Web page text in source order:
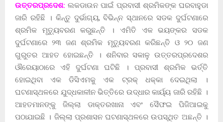
ଉତ୍ତରପ୍ରଦେଶ: ଲକଡାଉନ ପାଇଁ ପ୍ରବାସୀ ଶ୍ରମିକଙ୍କ ଘରବାହୁଡା
ଜାରି ରହିଛି । କିନ୍ତୁ ଦୁର୍ଭାଗ୍ୟ, ବିଭିନ୍ନ ସ୍ଥାନରେ ସଡକ ଦୁର୍ଘଟଣାରେ
ଶ୍ରମିକ ମୃତ୍ୟୁବରଣ କରୁଛନ୍ତି । ଏମିତି ଏକ ଭୟଙ୍କର ସଡକ
ଦୁର୍ଘଟଣାରେ ୨୩ ଜଣ ଶ୍ରମିକ ମୃତ୍ୟୁବରଣ କରିଛନ୍ତି ଓ ୨୦ ଜଣ
ଗୁରୁତର ଆହତ ହୋଇଛନ୍ତି । ଶନିବାର ସକାଳୁ ଉତ୍ତରପ୍ରଦେଶର
ଔରେୟାଠାରେ ଏହି ଦୁର୍ଘଟଣା ଘଟିଛି । ପ୍ରବାସୀ ଶ୍ରମିକ ଭର୍ତ୍ତି
ହୋଇଥିବା ଏକ ଡିସିଏମକୁ ଏକ ଟ୍ରକ୍ ଧକ୍କା ଦେଇଥିଲା ।
ଘଟଣାସ୍ଥଳରେ ଯୁଦ୍ଧକାଳୀନ ଭିତ୍ତିରେ ଉଦ୍ଧାର କାର୍ୟ୍ୟ ଜାରି ରହିଛି ।
ଆହତମାନଙ୍କୁ ଜିଲ୍ଲା ଡାକ୍ତରଖାନା ଏବଂ ସୈଫଇ ପିଜିଆଇକୁ
ପଠାଯାଇଛି । ଜିଲ୍ଲା ପ୍ରଶାସନ ଘଟଣାସ୍ଥଳରେ ଉପସ୍ଥିତ ଅଛନ୍ତି ।